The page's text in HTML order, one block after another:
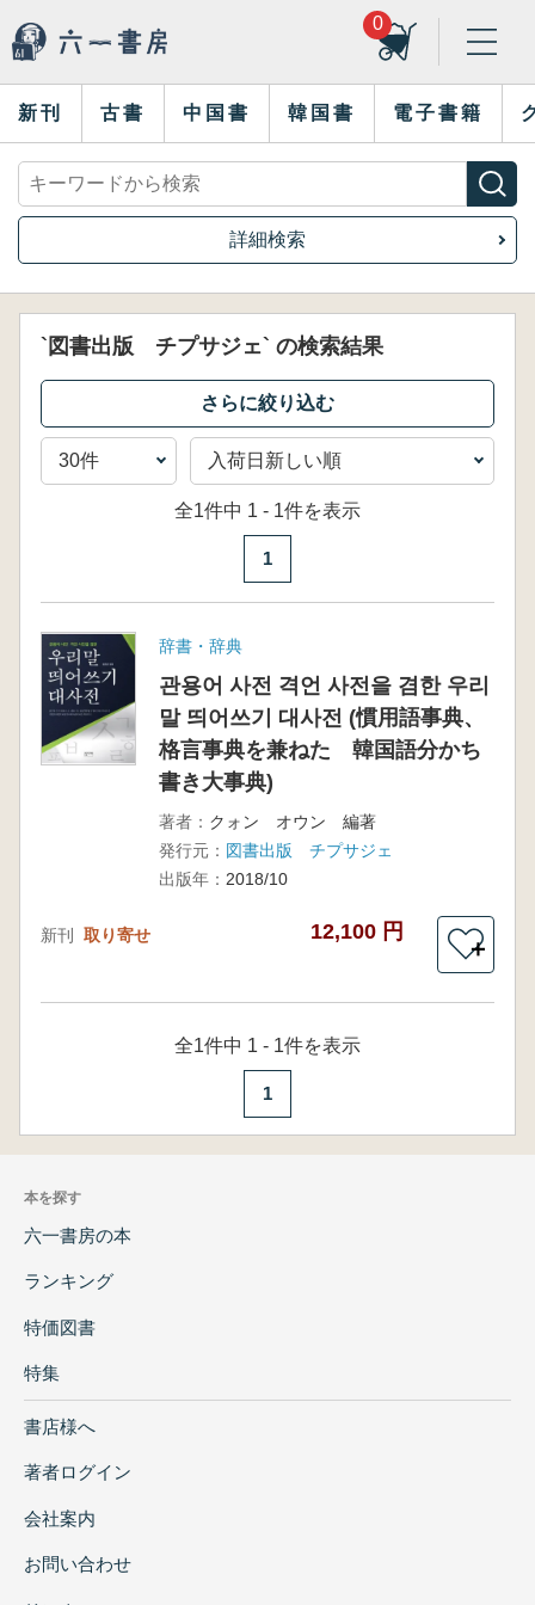
0
新刊 古書 中国書 韓国書 電子書籍
詳細検索
`図書出版 チプサジェ` の検索結果
全1件中 1 - 1件を表示
1
辞書・辞典
관용어 사전 격언 사전을 겸한 우리
말 띄어쓰기 대사전 (慣用語事典、
格言事典を兼ねた 韓国語分かち
書き大事典)
著者： クォン オウン 編著
発行元： 図書出版 チプサジェ
出版年： 2018/10
新刊 取り寄せ 12,100 円
＋
全1件中 1 - 1件を表示
1
本を探す
六一書房の本
ランキング
特価図書
特集
書店様へ
著者ログイン
会社案内
お問い合わせ